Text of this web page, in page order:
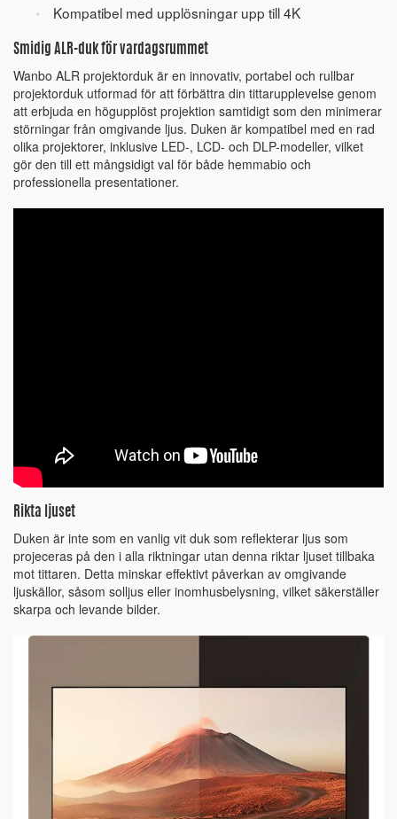
Kompatibel med upplösningar upp till 4K
Smidig ALR-duk för vardagsrummet
Wanbo ALR projektorduk är en innovativ, portabel och rullbar
projektorduk utformad för att förbättra din tittarupplevelse genom
att erbjuda en högupplöst projektion samtidigt som den minimerar
störningar från omgivande ljus. Duken är kompatibel med en rad
olika projektorer, inklusive LED-, LCD- och DLP-modeller, vilket
gör den till ett mångsidigt val för både hemmabio och
professionella presentationer.
Rikta ljuset
Duken är inte som en vanlig vit duk som reflekterar ljus som
projeceras på den i alla riktningar utan denna riktar ljuset tillbaka
mot tittaren. Detta minskar effektivt påverkan av omgivande
ljuskällor, såsom solljus eller inomhusbelysning, vilket säkerställer
skarpa och levande bilder.